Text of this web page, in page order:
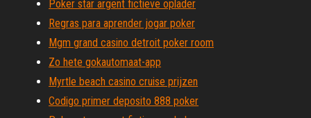
Poker star argent fictieve oplader
Regras para aprender jogar poker
Mgm grand casino detroit poker room
Zo hete gokautomaat-app
Myrtle beach casino cruise prijzen
Codigo primer deposito 888 poker